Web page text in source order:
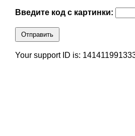
Введите код с картинки:
Отправить
Your support ID is: